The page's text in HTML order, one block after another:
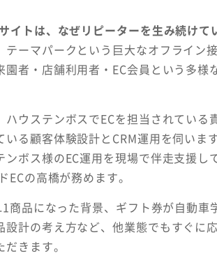
イトは、なぜリピーターを生み続けて
テーマパークという巨大なオフライン
園者・店舗利用者・EC会員という多
ハウステンボスでECを担当されている
いる顧客体験設計とCRM運用を伺いま
ンボス様のEC運用を現場で伴走支援
ECの高橋が務めます。
商品になった背景、ギフト券が自動
設計の考え方など、他業態でもすぐに
きます。